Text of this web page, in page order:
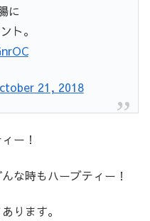
に
ト。
21, 2018
ー！
な時もハーブティー！
ります。